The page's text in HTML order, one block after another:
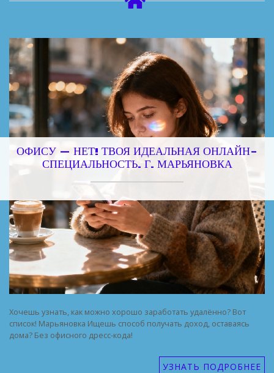
ОФИСУ — НЕТ! ТВОЯ ИДЕАЛЬНАЯ ОНЛАЙН-
СПЕЦИАЛЬНОСТЬ. Г. МАРЬЯНОВКА
Хочешь узнать, как можно хорошо заработать удалённо? Вот
список! Марьяновка Ищешь способ получать доход, оставаясь
дома? Без офисного дресс-кода!
УЗНАТЬ ПОДРОБНЕЕ